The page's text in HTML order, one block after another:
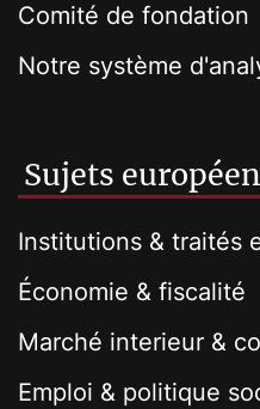
Comité de fondation
Notre système
Sujets
Institutions & traités
Économie & fiscalité
Marché interieur &
Emploi & politique